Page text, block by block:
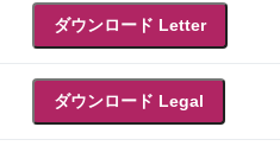
ダウンロード Letter
ダウンロード Legal